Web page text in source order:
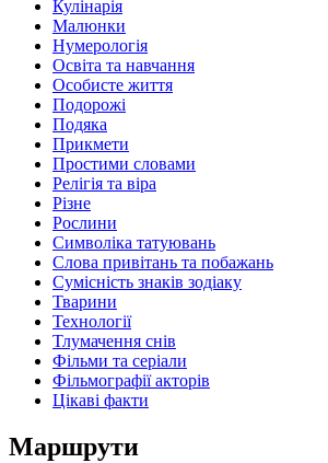
Кулінарія
Малюнки
Нумерологія
Освіта та навчання
Особисте життя
Подорожі
Подяка
Прикмети
Простими словами
Релігія та віра
Різне
Рослини
Символіка татуювань
Слова привітань та побажань
Сумісність знаків зодіаку
Тварини
Технології
Тлумачення снів
Фільми та серіали
Фільмографії акторів
Цікаві факти
Маршрути